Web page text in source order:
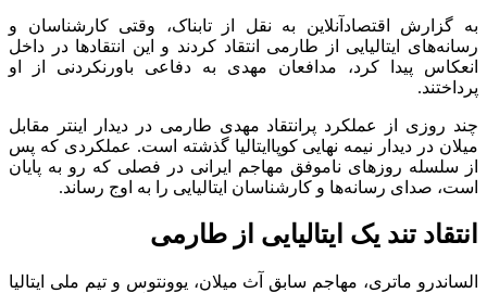
به گزارش اقتصادآنلاین به نقل از تابناک، وقتی کارشناسان و
رسانه‌های ایتالیایی از طارمی انتقاد کردند و این انتقادها در داخل
انعکاس پیدا کرد، مدافعان مهدی به دفاعی باورنکردنی از او
پرداختند.
چند روزی از عملکرد پرانتقاد مهدی طارمی در دیدار اینتر مقابل
میلان در دیدار نیمه نهایی کوپاایتالیا گذشته است. عملکردی که پس
از سلسله روزهای ناموفق مهاجم ایرانی در فصلی که رو به پایان
است، صدای رسانه‌ها و کارشناسان ایتالیایی را به اوج رساند.
انتقاد تند یک ایتالیایی از طارمی
الساندرو ماتری، مهاجم سابق آث میلان، یوونتوس و تیم ملی ایتالیا